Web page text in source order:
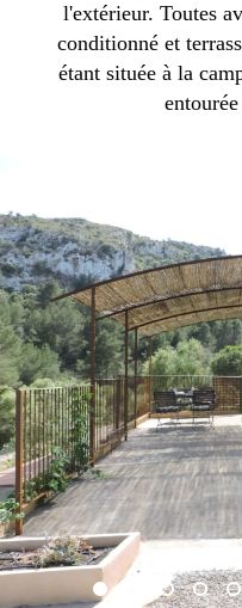
l'extérieur. Toutes
conditionné et
étant située à la